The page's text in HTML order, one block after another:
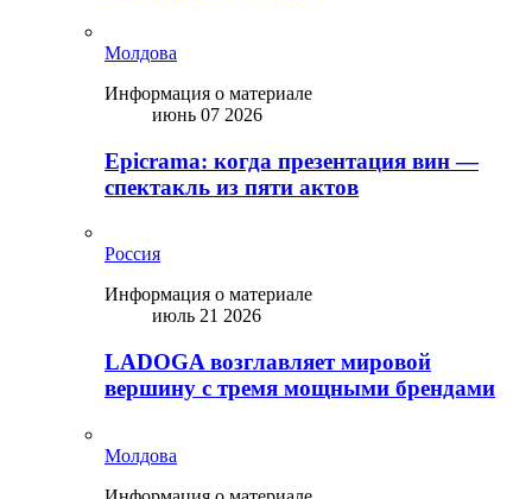
Молдова
Информация о материале
июнь 07 2026
Epicrama: когда презентация вин —
спектакль из пяти актов
Россия
Информация о материале
июль 21 2026
LADOGA возглавляет мировой
вершину с тремя мощными брендами
Молдова